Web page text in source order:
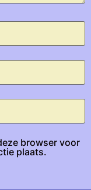
browser voor
plaats.